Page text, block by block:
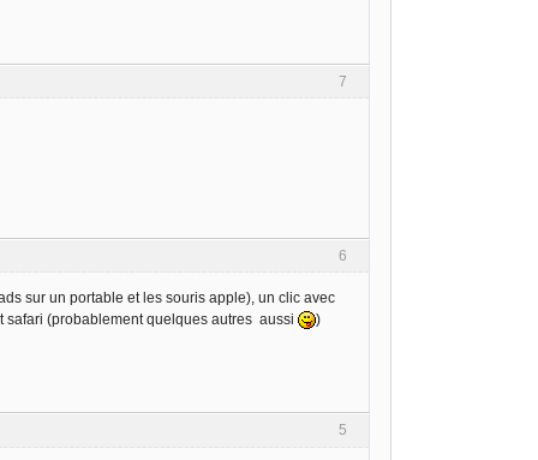
7
6
sur un portable et les souris apple), un clic avec
safari (probablement quelques autres aussi
)
5